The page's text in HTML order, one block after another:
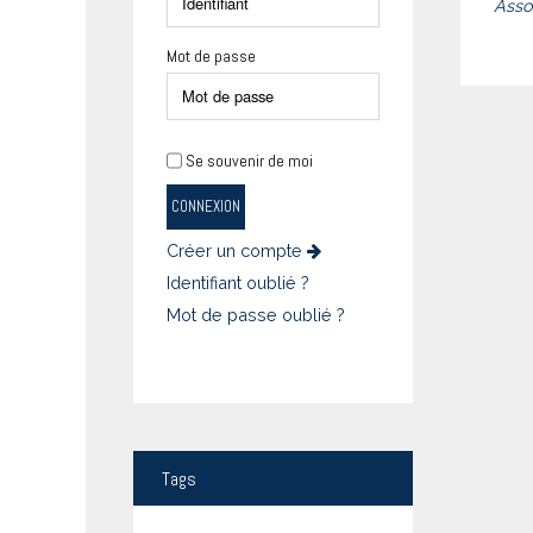
Mot de passe
Se souvenir de moi
CONNEXION
Créer un compte
Identifiant oublié ?
Mot de passe oublié ?
Tags